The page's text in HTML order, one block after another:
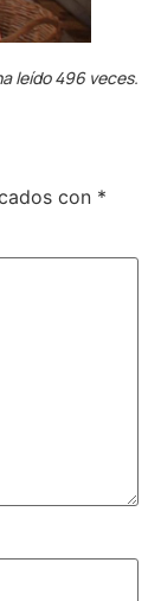
leído 496 veces.
con *